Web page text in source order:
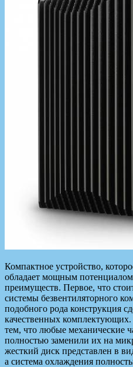
Компактное устройство,
обладает мощным
преимуществ. Первое, что
системы безвентиляторного
подобного рода конструкция
качественных комплектующих.
тем, что любые механические
полностью заменили их на
жесткий диск представлен в
а система охлаждения